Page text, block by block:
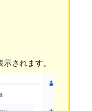
されます。